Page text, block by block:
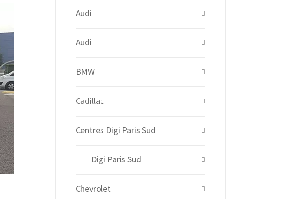
Audi
Audi
BMW
Cadillac
Centres Digi Paris Sud
Digi Paris Sud
Chevrolet